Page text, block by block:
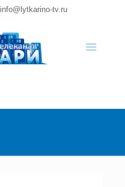
info@lytkarino-tv.ru